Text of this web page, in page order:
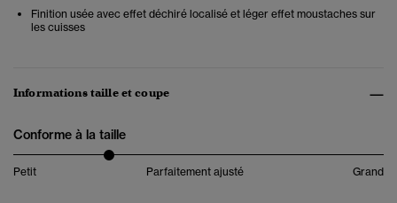
Finition usée avec effet déchiré localisé et léger effet moustaches sur
les cuisses
Informations taille et coupe
Conforme à la taille
Petit Parfaitement ajusté Grand